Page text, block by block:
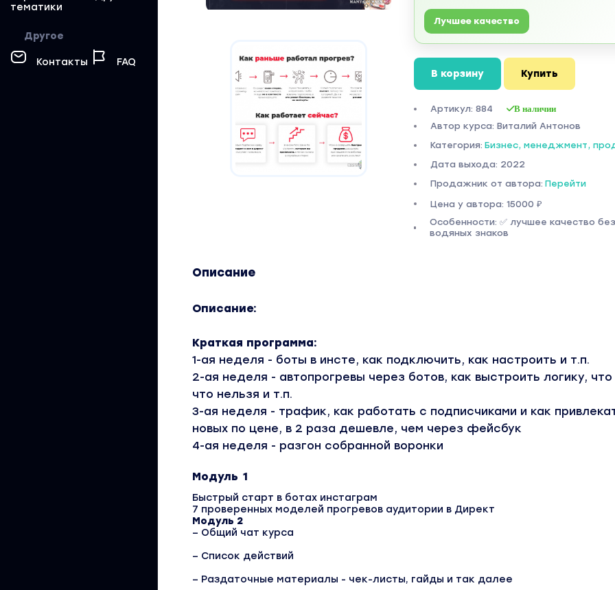
тематики
Другое
Контакты FAQ
Лучшее качество
В корзину Купить
Артикул: 884 В наличии
Автор курса: Виталий Антонов
Категория: Бизнес, менеджмент,
Дата выхода: 2022
Продажник от автора: Перейти
Цена у автора: 15000 ₽
Особенности: ✅ лучшее качество без
водяных знаков
Описание
Описание:
Краткая программа:
1-ая неделя - боты в инсте, как подключить, как настроить и т.п.
2-ая неделя - автопрогревы через ботов, как выстроить логику,
что нельзя и т.п.
3-ая неделя - трафик, как работать с подписчиками и как
новых по цене, в 2 раза дешевле, чем через фейсбук
4-ая неделя - разгон собранной воронки
Модуль 1
Быстрый старт в ботах инстаграм
7 проверенных моделей прогревов аудитории в Директ
Модуль 2
– Общий чат курса
– Список действий
– Раздаточные материалы - чек-листы, гайды и так далее